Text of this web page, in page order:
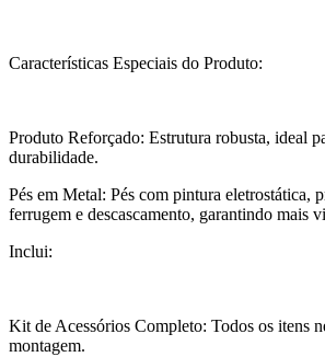
Características Especiais do Produto:
Produto Reforçado: Estrutura robusta, ideal
durabilidade.
Pés em Metal: Pés com pintura eletrostática,
ferrugem e descascamento, garantindo mais
Inclui:
Kit de Acessórios Completo: Todos os itens
montagem.